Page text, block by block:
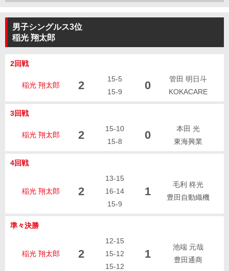
男子シングルス3位
稲光 翔太郎
2回戦
稲光 翔太郎 2
15-5
15-9
0
管田 明日斗
KOKACARE
3回戦
稲光 翔太郎 2
15-10
15-8
0
本田 光
東海興業
4回戦
稲光 翔太郎 2
13-15
16-14
15-9
1
毛利 柊光
豊田自動織機
準々決勝
稲光 翔太郎 2
12-15
15-12
15-12
1
池端 元哉
豊田通商